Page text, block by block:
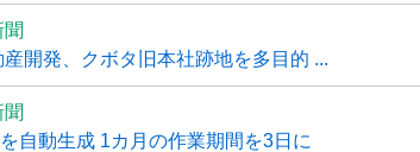
聞
開発、クボタ旧本社跡地を多目的 ...
聞
自動生成 1カ月の作業期間を3日に